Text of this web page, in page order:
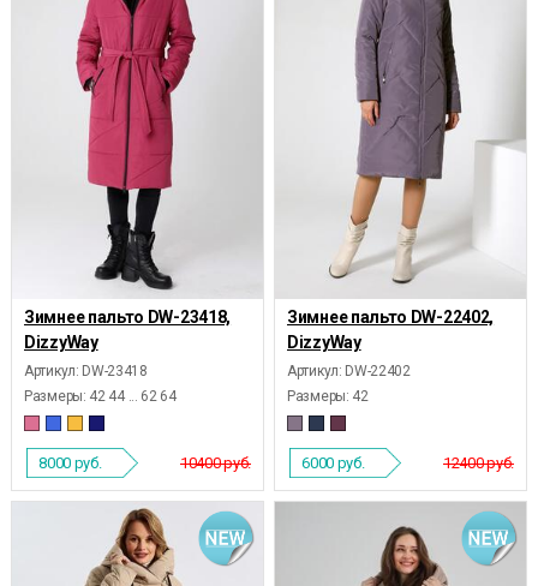
Зимнее пальто DW-23418,
DizzyWay
Артикул: DW-23418
Размеры: 42 44 ... 62 64
10400 руб.
8000 руб.
Зимнее пальто DW-22402,
DizzyWay
Артикул: DW-22402
Размеры: 42
12400 руб.
6000 руб.